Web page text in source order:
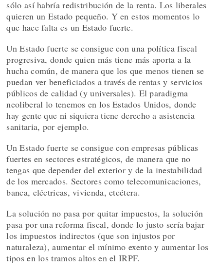
sólo así habría redistribución de la renta. Los liberales
quieren un Estado pequeño. Y en estos momentos lo
que hace falta es un Estado fuerte.
Un Estado fuerte se consigue con una política fiscal
progresiva, donde quien más tiene más aporta a la
hucha común, de manera que los que menos tienen se
puedan ver beneficiados a través de rentas y servicios
públicos de calidad (y universales). El paradigma
neoliberal lo tenemos en los Estados Unidos, donde
hay gente que ni siquiera tiene derecho a asistencia
sanitaria, por ejemplo.
Un Estado fuerte se consigue con empresas públicas
fuertes en sectores estratégicos, de manera que no
tengas que depender del exterior y de la inestabilidad
de los mercados. Sectores como telecomunicaciones,
banca, eléctricas, vivienda, etcétera.
La solución no pasa por quitar impuestos, la solución
pasa por una reforma fiscal, donde lo justo sería bajar
los impuestos indirectos (que son injustos por
naturaleza), aumentar el mínimo exento y aumentar los
tipos en los tramos altos en el IRPF.